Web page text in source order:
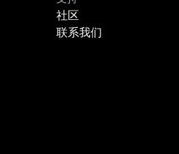
社区
联系我们